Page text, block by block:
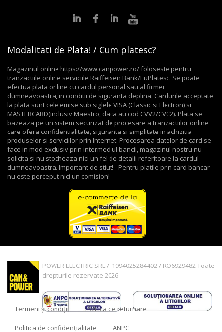
Modalitati de Plata! / Cum platesc?
Magazinul online https://www.canpower.ro/ foloseste pentru
tranzactiile online serviciile Raiffeisen Bank/EuPlatesc. Se poate
efectua plata online cu cardul personal sau al firmei
dumneavoastra, in conditii de siguranta deplina. Cardurile acceptate
la plata sunt cele emise sub siglele VISA (Classic si Electron) si
MASTERCARD(inclusiv Maestro, daca au cod CVV2/CVC2). Plata se
bazeaza pe un sistem securizat de procesare a tranzactiilor online
care ofera confidentialitate, siguranta si simplitate in achizitia
produselor si serviciilor prin Internet. Procesarea datelor de card se
face in mod exclusiv prin intermediul bancii, magazinul nostru nu
solicita si nu stocheaza nici un fel de detalii referitoare la cardul
dumneavoastra. Important de stiut! - Pentru platile prin card bancar
nu este perceput nici un comision!
POWER ELECTRIC SRL / J1994025284402 / RO6929482 Toate
drepturile rezervate 2026
Termeni și condiții Politica de returnare
Politica de confidențialitate ANPC